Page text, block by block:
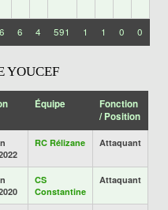
6 6 4 591 1 1 0 0
YOUCEF
Équipe
Fonction
/ Position
RC Rélizane Attaquant
CS
Constantine
Attaquant